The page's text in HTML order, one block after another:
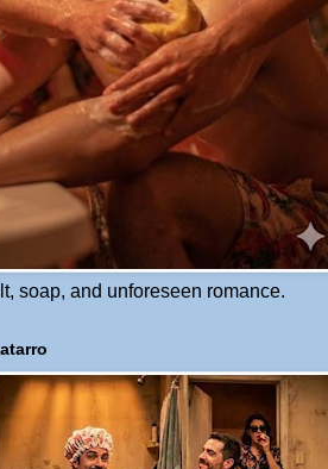
soap, and unforeseen romance.